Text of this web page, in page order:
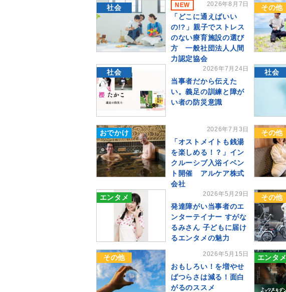
社会 NEW 2026年8月7日
「どこに通えばいい
の!?」親子でストレス
のない療育施設の選び
方 一般社団法人人間
力認定協会
その他
社会 2026年7月24日
当事者だから伝えた
い。義足の訓練と障が
い者の防災意識
社会
おでかけ 2026年7月3日
「オストメイトも銭湯
を楽しめる！？」イン
クルーシブ入浴イベン
ト開催 アルケア株式
会社
その他
エンタメ
2026年5月29日
発達障がい当事者のエ
ンターテイナー すがな
るみさん 子どもに届け
るエンタメの魅力
その他
その他 2026年5月15日
おもしろい！を増やせ
ばつらさは減る！面白
がるのススメ
エンタメ